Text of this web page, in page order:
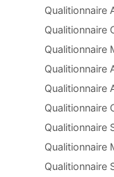
Qualitionnaire
Qualitionnaire
Qualitionnaire
Qualitionnaire
Qualitionnaire
Qualitionnaire
Qualitionnaire
Qualitionnaire
Qualitionnaire